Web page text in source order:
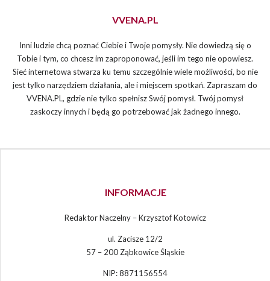
VVENA.PL
Inni ludzie chcą poznać Ciebie i Twoje pomysły. Nie dowiedzą się o
Tobie i tym, co chcesz im zaproponować, jeśli im tego nie opowiesz.
Sieć internetowa stwarza ku temu szczególnie wiele możliwości, bo nie
jest tylko narzędziem działania, ale i miejscem spotkań. Zapraszam do
VVENA.PL, gdzie nie tylko spełnisz Swój pomysł. Twój pomysł
zaskoczy innych i będą go potrzebować jak żadnego innego.
INFORMACJE
Redaktor Naczelny – Krzysztof Kotowicz
ul. Zacisze 12/2
57 – 200 Ząbkowice Śląskie
NIP: 8871156554